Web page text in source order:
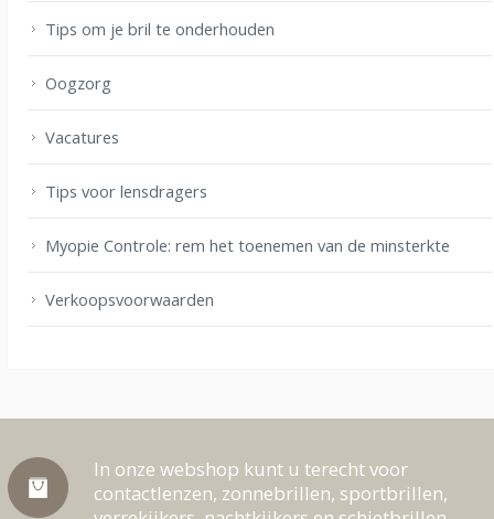
Tips om je bril te onderhouden
Oogzorg
Vacatures
Tips voor lensdragers
Myopie Controle: rem het toenemen van de minsterkte
Verkoopsvoorwaarden
In onze webshop kunt u terecht voor
contactlenzen, zonnebrillen, sportbrillen,